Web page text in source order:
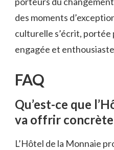
des moments
culturelle s’écrit, portée
engagée et
FAQ
Qu’est-ce que
va offrir
L’Hôtel de la Monnaie